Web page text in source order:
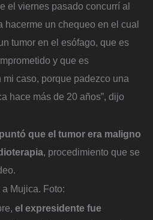
el viernes pasado concurrí al
hacerme un chequeo en el cual
tumor en el esófago, que es
y que es
caso, porque padezco una
hace más de 20 años”, dijo
que el tumor era maligno
, procedimiento que se
a Mujica. Foto:
el expresidente fue